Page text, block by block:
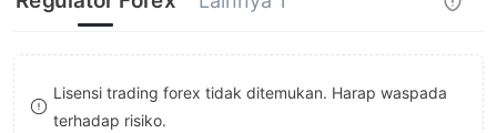
7
8
9Lisensi trading forex tidak ditemukan. Harap waspada
terhadap risiko.